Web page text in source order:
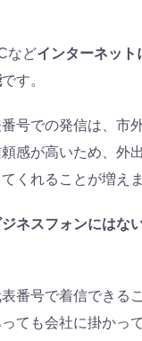
などインターネット
です。
号での発信は、市
感が高いため、外
くれることが増えま
ネスフォンにはな
番号で着信できる
ても会社に掛かっ